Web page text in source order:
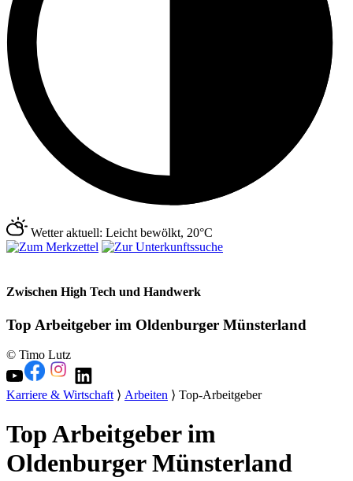
Wetter aktuell: Leicht bewölkt, 20°C
Zwischen High Tech und Handwerk
Top Arbeitgeber im Oldenburger Münsterland
© Timo Lutz
Karriere & Wirtschaft⟩ Arbeiten ⟩ Top-Arbeitgeber
Top Arbeitgeber im
Oldenburger Münsterland